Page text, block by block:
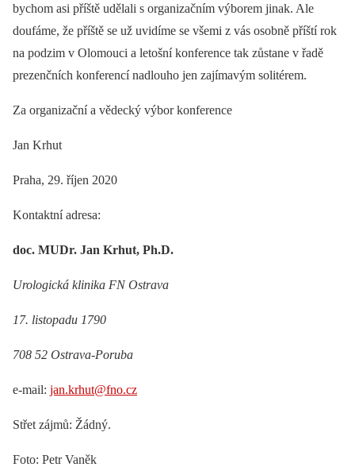
bychom asi příště udělali s organizačním výborem jinak. Ale
doufáme, že příště se už uvidíme se všemi z vás osobně příští rok
na podzim v Olomouci a letošní konference tak zůstane v řadě
prezenčních konferencí nadlouho jen zajímavým solitérem.
Za organizační a vědecký výbor konference
Jan Krhut
Praha, 29. říjen 2020
Kontaktní adresa:
doc. MUDr. Jan Krhut, Ph.D.
Urologická klinika FN Ostrava
17. listopadu 1790
708 52 Ostrava‑Poruba
e‑mail: jan.krhut@fno.cz
Střet zájmů: Žádný.
Foto: Petr Vaněk